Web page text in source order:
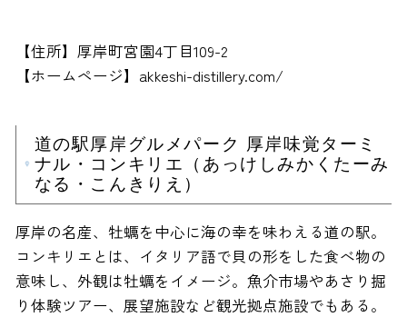
【住所】厚岸町宮園4丁目109-2
【ホームページ】akkeshi-distillery.com/
道の駅厚岸グルメパーク 厚岸味覚ターミ
ナル・コンキリエ（あっけしみかくたーみ
なる・こんきりえ）
厚岸の名産、牡蠣を中心に海の幸を味わえる道の駅。
コンキリエとは、イタリア語で貝の形をした食べ物の
意味し、外観は牡蠣をイメージ。魚介市場やあさり掘
り体験ツアー、展望施設など観光拠点施設でもある。